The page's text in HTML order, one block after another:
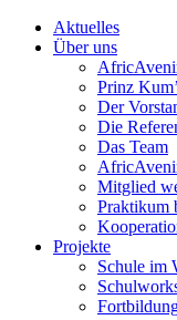
Aktuelles
Über uns
Prinz
Der
Die
Das Team
Mitglied
Praktikum
Projekte
Schule im